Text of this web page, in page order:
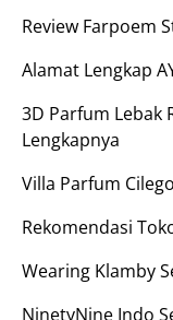
Review Farpoem
Alamat Lengkap
3D Parfum Lebak
Lengkapnya
Villa Parfum
Rekomendasi
Wearing Klamby
NinetyNine Indo